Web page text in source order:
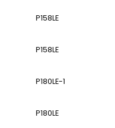
P158LE
P158LE
P180LE-1
P180LE